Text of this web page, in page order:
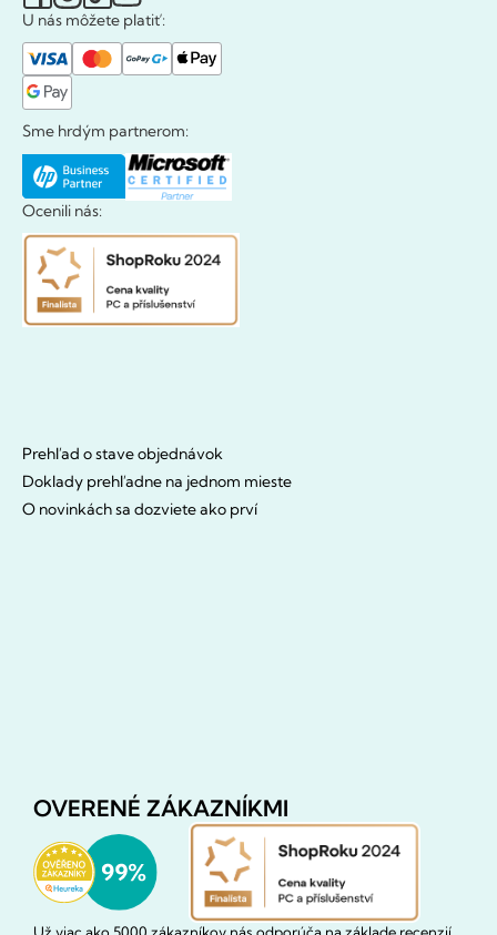
U nás môžete platiť:
Sme hrdým partnerom:
Ocenili nás:
Prehľad o stave objednávok
Doklady prehľadne na jednom mieste
O novinkách sa dozviete ako prví
OVERENÉ ZÁKAZNÍKMI